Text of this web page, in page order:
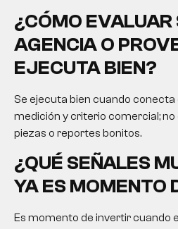
¿CÓMO EVALUAR
AGENCIA O
EJECUTA BIEN?
Se ejecuta bien cuando
medición y criterio comercial;
piezas o reportes bonitos.
¿QUÉ SEÑALES
YA ES MOMENTO
Es momento de invertir cuando